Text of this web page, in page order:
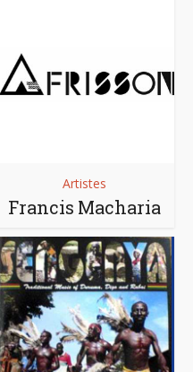
Artistes
Francis Macharia